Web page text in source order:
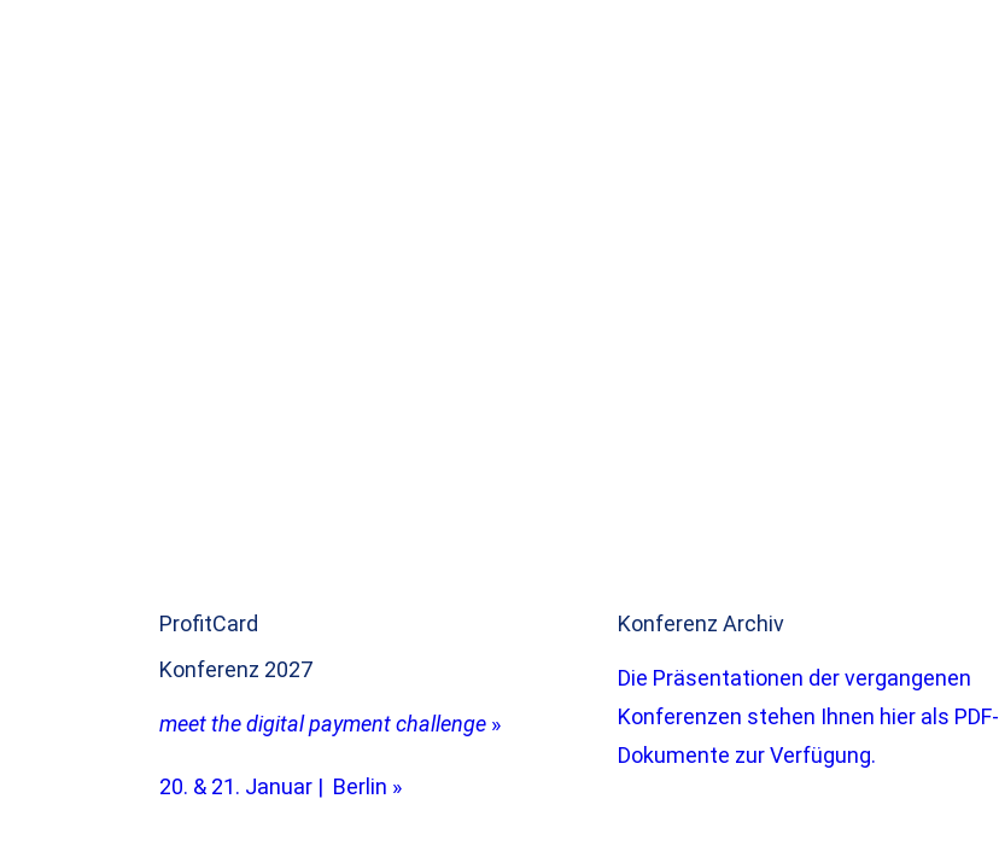
ProfitCard
Konferenz 2027
meet the digital payment challenge »
20. & 21. Januar | Berlin »
Konferenz Archiv
Die Präsentationen der vergangenen
Konferenzen stehen Ihnen hier als PDF-
Dokumente zur Verfügung.